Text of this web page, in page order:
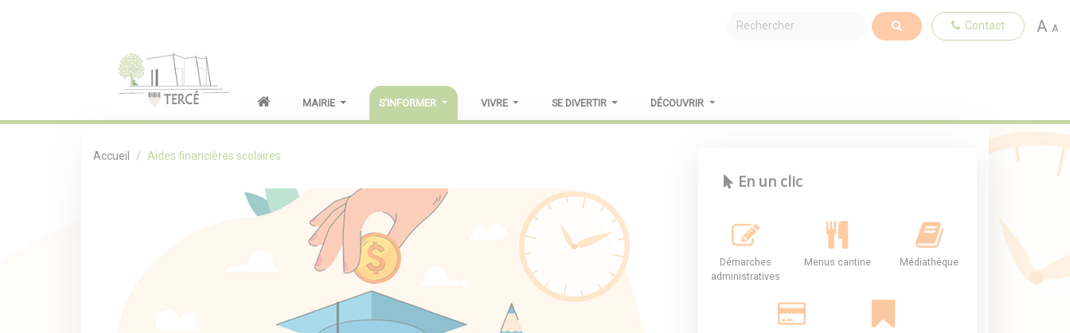
Contact A A
MAIRIE S'INFORMER VIVRE SE DIVERTIR DÉCOUVRIR
Accueil Aides financières scolaires
En un clic
Démarches
administratives
Menus cantine Médiathèque